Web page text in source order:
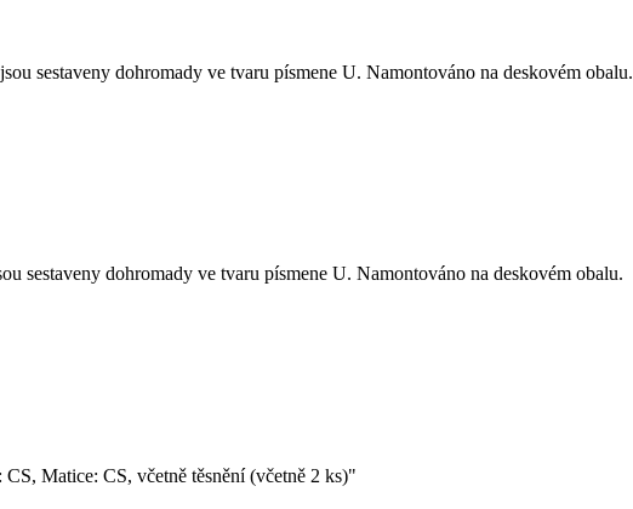
sestaveny dohromady ve tvaru písmene U. Namontováno na deskovém obalu.
sestaveny dohromady ve tvaru písmene U. Namontováno na deskovém obalu.
Matice: CS, včetně těsnění (včetně 2 ks)"